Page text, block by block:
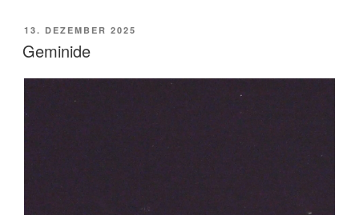
VERÖFFENTLICHT
AM
13. DEZEMBER 2025
Geminide